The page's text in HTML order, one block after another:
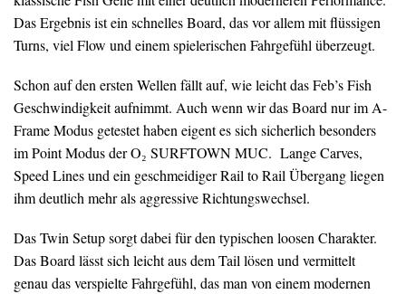
Das Ergebnis ist ein schnelles Board, das vor allem mit flüssigen
Turns, viel Flow und einem spielerischen Fahrgefühl überzeugt.
Schon auf den ersten Wellen fällt auf, wie leicht das Feb’s Fish
Geschwindigkeit aufnimmt. Auch wenn wir das Board nur im A-
Frame Modus getestet haben eigent es sich sicherlich besonders
im Point Modus der O₂ SURFTOWN MUC. Lange Carves,
Speed Lines und ein geschmeidiger Rail to Rail Übergang liegen
ihm deutlich mehr als aggressive Richtungswechsel.
Das Twin Setup sorgt dabei für den typischen loosen Charakter.
Das Board lässt sich leicht aus dem Tail lösen und vermittelt
genau das verspielte Fahrgefühl, das man von einem modernen